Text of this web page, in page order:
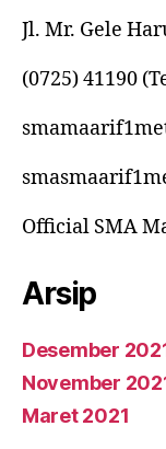
Jl. Mr. Gele
(0725) 41190
Official SMA
Arsip
Desember
November
Maret 2021